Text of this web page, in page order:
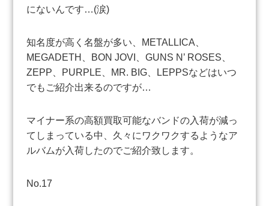
にないんです…(涙)
知名度が高く名盤が多い、METALLICA、
MEGADETH、BON JOVI、GUNS N’ ROSES、
ZEPP、PURPLE、MR. BIG、LEPPSなどはいつ
でもご紹介出来るのですが…
マイナー系の高額買取可能なバンドの入荷が減っ
てしまっている中、久々にワクワクするようなア
ルバムが入荷したのでご紹介致します。
No.17